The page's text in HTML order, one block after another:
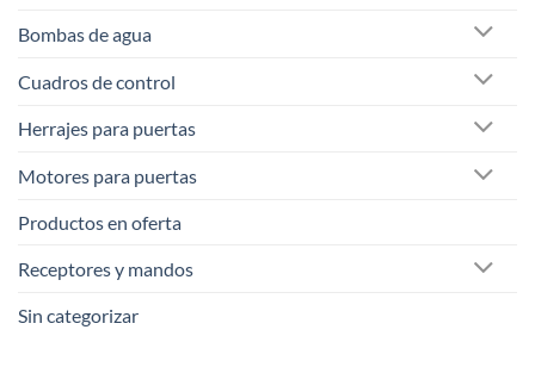
Bombas de agua
Cuadros de control
Herrajes para puertas
Motores para puertas
Productos en oferta
Receptores y mandos
Sin categorizar